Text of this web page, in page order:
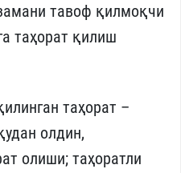
тавоф қилмоқчи
таҳорат қилиш
таҳорат –
олдин,
олиши; таҳоратли